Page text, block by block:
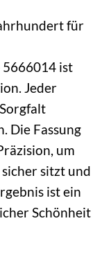
für
5666014 ist
Jeder
Die Fassung
um
sitzt und
ist ein
Schönheit